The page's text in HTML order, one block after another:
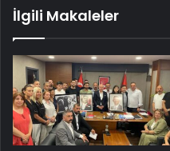
İlgili Makaleler